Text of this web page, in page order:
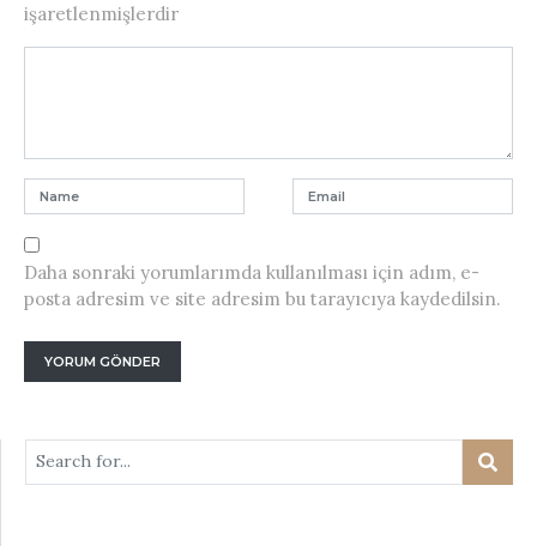
işaretlenmişlerdir
Daha sonraki yorumlarımda kullanılması için adım, e-
posta adresim ve site adresim bu tarayıcıya kaydedilsin.